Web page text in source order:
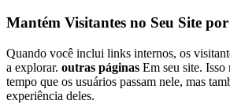
Mantém Visitantes no Seu Site
Quando você inclui links internos, os
a explorar. outras páginas Em seu site. Isso
tempo que os usuários passam nele, mas
experiência deles.